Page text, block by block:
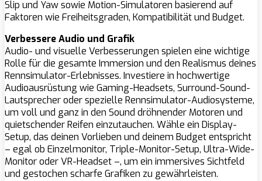
Slip und Yaw sowie Motion-Simulatoren basierend auf
Faktoren wie Freiheitsgraden, Kompatibilität und Budget.
Verbessere Audio und Grafik
Audio- und visuelle Verbesserungen spielen eine wichtige
Rolle für die gesamte Immersion und den Realismus deines
Rennsimulator-Erlebnisses. Investiere in hochwertige
Audioausrüstung wie Gaming-Headsets, Surround-Sound-
Lautsprecher oder spezielle Rennsimulator-Audiosysteme,
um voll und ganz in den Sound dröhnender Motoren und
quietschender Reifen einzutauchen. Wähle ein Display-
Setup, das deinen Vorlieben und deinem Budget entspricht
– egal ob Einzelmonitor, Triple-Monitor-Setup, Ultra-Wide-
Monitor oder VR-Headset –, um ein immersives Sichtfeld
und gestochen scharfe Grafiken zu gewährleisten.